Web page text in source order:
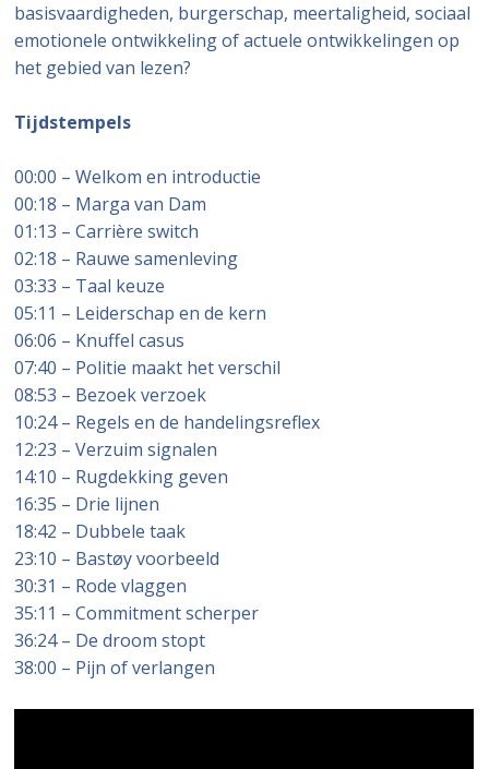
basisvaardigheden, burgerschap, meertaligheid, sociaal
emotionele ontwikkeling of actuele ontwikkelingen op
het gebied van lezen?
Tijdstempels
00:00 – Welkom en introductie
00:18 – Marga van Dam
01:13 – Carrière switch
02:18 – Rauwe samenleving
03:33 – Taal keuze
05:11 – Leiderschap en de kern
06:06 – Knuffel casus
07:40 – Politie maakt het verschil
08:53 – Bezoek verzoek
10:24 – Regels en de handelingsreflex
12:23 – Verzuim signalen
14:10 – Rugdekking geven
16:35 – Drie lijnen
18:42 – Dubbele taak
23:10 – Bastøy voorbeeld
30:31 – Rode vlaggen
35:11 – Commitment scherper
36:24 – De droom stopt
38:00 – Pijn of verlangen